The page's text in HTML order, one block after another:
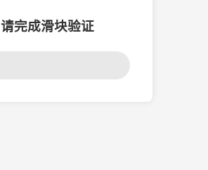
请完成滑块验证